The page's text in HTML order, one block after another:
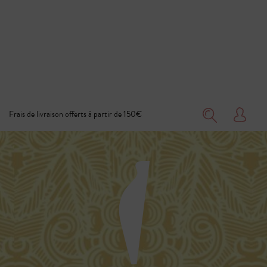
Frais de livraison offerts à partir de 150€